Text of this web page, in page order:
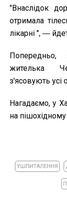
"Внаслідок
отримала
лікарні ", ―
Попередньо,
жителька
з'ясовують усі
Нагадаємо, у
на пішохідному
УШПИТАЛЕННЯ